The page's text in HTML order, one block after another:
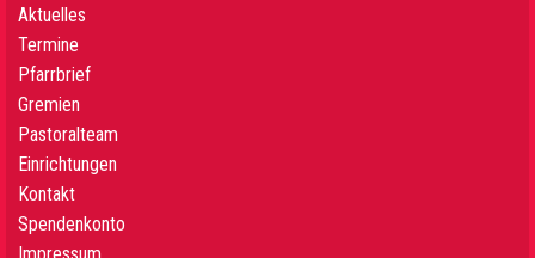
Aktuelles
Termine
Pfarrbrief
Gremien
Pastoralteam
Einrichtungen
Kontakt
Spendenkonto